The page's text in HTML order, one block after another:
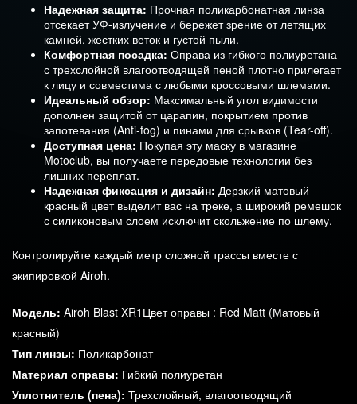
Надежная защита: Прочная поликарбонатная линза
отсекает УФ-излучение и бережет зрение от летящих
камней, жестких веток и густой пыли.
Комфортная посадка: Оправа из гибкого полиуретана
с трехслойной влагоотводящей пеной плотно прилегает
к лицу и совместима с любыми кроссовыми шлемами.
Идеальный обзор: Максимальный угол видимости
дополнен защитой от царапин, покрытием против
запотевания (Anti-fog) и пинами для срывков (Tear-off).
Доступная цена: Покупая эту маску в магазине
Motoclub, вы получаете передовые технологии без
лишних переплат.
Надежная фиксация и дизайн: Дерзкий матовый
красный цвет выделит вас на треке, а широкий ремешок
с силиконовым слоем исключит скольжение по шлему.
Контролируйте каждый метр сложной трассы вместе с
экипировкой Airoh.
Модель: Airoh Blast XR1Цвет оправы : Red Matt (Матовый
красный)
Тип линзы: Поликарбонат
Материал оправы: Гибкий полиуретан
Уплотнитель (пена): Трехслойный, влагоотводящий